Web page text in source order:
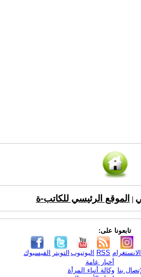
الموقع الرئيسي للكاتب-ة
تابعونا على:
الفيسبوك التويتر اليوتيوب RSS الانستغرام
بنا
أخبار عامة
وكالة أنباء المرأة